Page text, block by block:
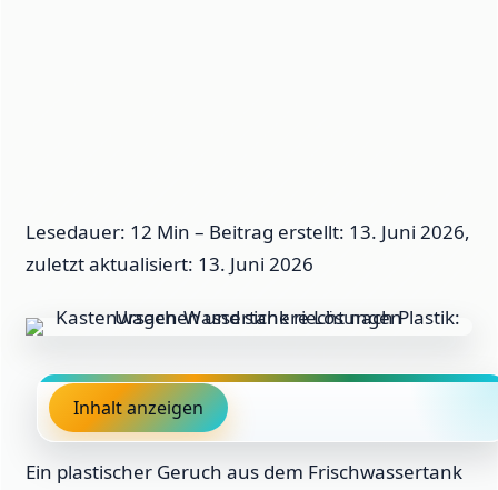
Lesedauer: 12 Min – Beitrag erstellt: 13. Juni 2026,
zuletzt aktualisiert: 13. Juni 2026
Inhalt anzeigen
Ein plastischer Geruch aus dem Frischwassertank